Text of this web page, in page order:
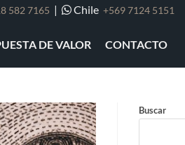
582 7165 | Chile+569 7124 5151
DE VALOR CONTACTO
Buscar